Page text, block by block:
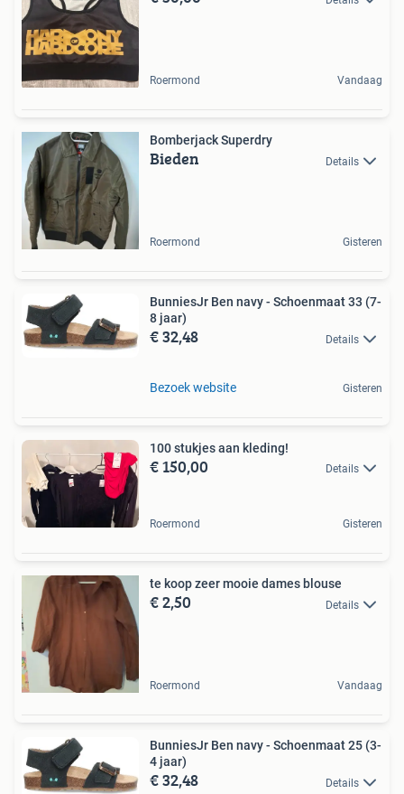
Roermond Vandaag
Bomberjack Superdry
Bieden Details
Roermond Gisteren
BunniesJr Ben navy - Schoenmaat 33 (7-
8 jaar)
€ 32,48 Details
Bezoek website Gisteren
100 stukjes aan kleding!
€ 150,00 Details
Roermond Gisteren
te koop zeer mooie dames blouse
€ 2,50 Details
Roermond Vandaag
BunniesJr Ben navy - Schoenmaat 25 (3-
4 jaar)
€ 32,48 Details